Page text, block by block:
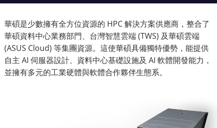
華碩是少數擁有全方位資源的 HPC 解決方案供應商，整合了
華碩資料中心業務部門、台灣智慧雲端 (TWS) 及華碩雲端
(ASUS Cloud) 等集團資源。這使華碩具備獨特優勢，能提供
自主 AI 伺服器設計、資料中心基礎設施及 AI 軟體開發能力，
並擁有多元的工業硬體與軟體合作夥伴生態系。